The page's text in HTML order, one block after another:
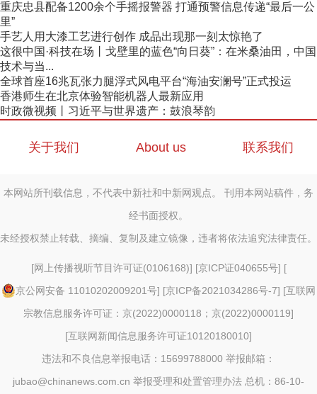
重庆忠县配备1200余个手摇报警器 打通预警信息传递“最后一公
里”
手艺人用大漆工艺进行创作 成品出现那一刻太惊艳了
这很中国·科技在场丨戈壁里的蓝色“向日葵”：在米桑油田，中国
技术与当...
全球首座16兆瓦张力腿浮式风电平台“海油安澜号”正式投运
香港师生在北京体验智能机器人最新应用
时政微视频丨习近平与世界遗产：鼓浪琴韵
关于我们 About us 联系我们
本网站所刊载信息，不代表中新社和中新网观点。 刊用本网站稿件，务
经书面授权。
未经授权禁止转载、摘编、复制及建立镜像，违者将依法追究法律责任。
[网上传播视听节目许可证(0106168)] [京ICP证040655号] [
京公网安备 11010202009201号] [京ICP备2021034286号-7] [互联网
宗教信息服务许可证：京(2022)0000118；京(2022)0000119]
[互联网新闻信息服务许可证10120180010]
违法和不良信息举报电话：15699788000 举报邮箱：
jubao@chinanews.com.cn 举报受理和处置管理办法 总机：86-10-